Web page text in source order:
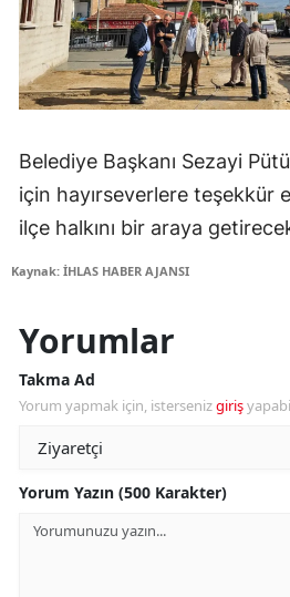
Belediye Başkanı Sezayi
için hayırseverlere teşekkür
ilçe halkını bir araya
Kaynak: İHLAS HABER AJANSI
Yorumlar
Takma Ad
Yorum yapmak için, istersenizgiriş
Yorum Yazın (500 Karakter)